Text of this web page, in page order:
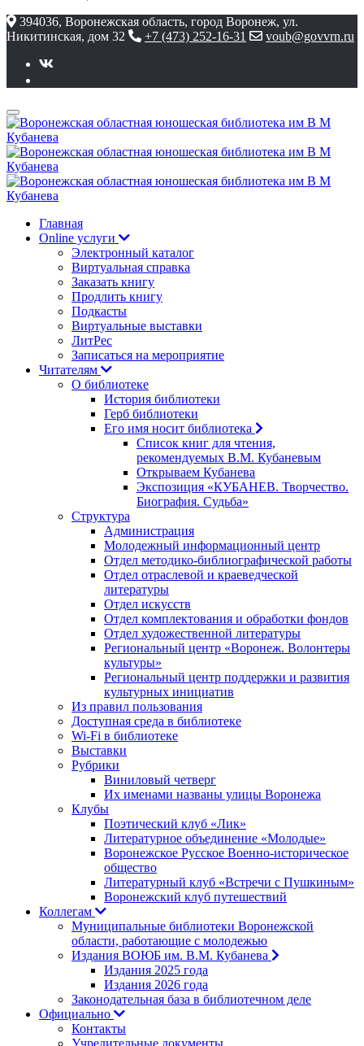
394036, Воронежская область, город Воронеж, ул.
Никитинская, дом 32
+7 (473) 252-16-31 voub@govvrn.ru
Главная
Online услуги
Электронный каталог
Виртуальная справка
Заказать книгу
Продлить книгу
Подкасты
Виртуальные выставки
ЛитРес
Записаться на мероприятие
Читателям
О библиотеке
История библиотеки
Герб библиотеки
Его имя носит библиотека
Список книг для чтения,
рекомендуемых В.М. Кубаневым
Открываем Кубанева
Экспозиция «КУБАНЕВ. Творчество.
Биография. Судьба»
Структура
Администрация
Молодежный информационный центр
Отдел методико-библиографической работы
Отдел отраслевой и краеведческой
литературы
Отдел искусств
Отдел комплектования и обработки фондов
Отдел художественной литературы
Региональный центр «Воронеж. Волонтеры
культуры»
Региональный центр поддержки и развития
культурных инициатив
Из правил пользования
Доступная среда в библиотеке
Wi-Fi в библиотеке
Выставки
Рубрики
Виниловый четверг
Их именами названы улицы Воронежа
Клубы
Поэтический клуб «Лик»
Литературное объединение «Молодые»
Воронежское Русское Военно-историческое
общество
Литературный клуб «Встречи с Пушкиным»
Воронежский клуб путешествий
Коллегам
Муниципальные библиотеки Воронежской
области, работающие с молодежью
Издания ВОЮБ им. В.М. Кубанева
Издания 2025 года
Издания 2026 года
Законодательная база в библиотечном деле
Официально
Контакты
Учредительные документы